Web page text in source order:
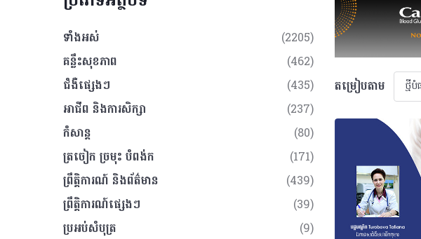
ទាំងអស់
(2205)
គន្លឹះសុខភាព
(462)
ជំងឺផ្សេងៗ
(435)
អាជីព និងការសិក្សា
(237)
កំសាន្ត
(80)
ត្រចៀក ច្រមុះ បំពង់ក
(171)
ព្រឹត្តិការណ៍ និងព័ត៌មាន
(439)
ព្រឹត្តិការណ៍ផ្សេងៗ
(39)
ប្រអប់សំបុត្រ
(9)
តម្រៀបតាម